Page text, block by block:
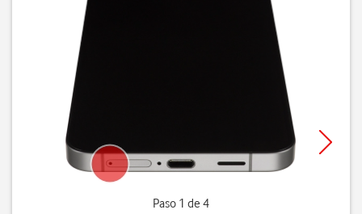
Paso 1 de 4